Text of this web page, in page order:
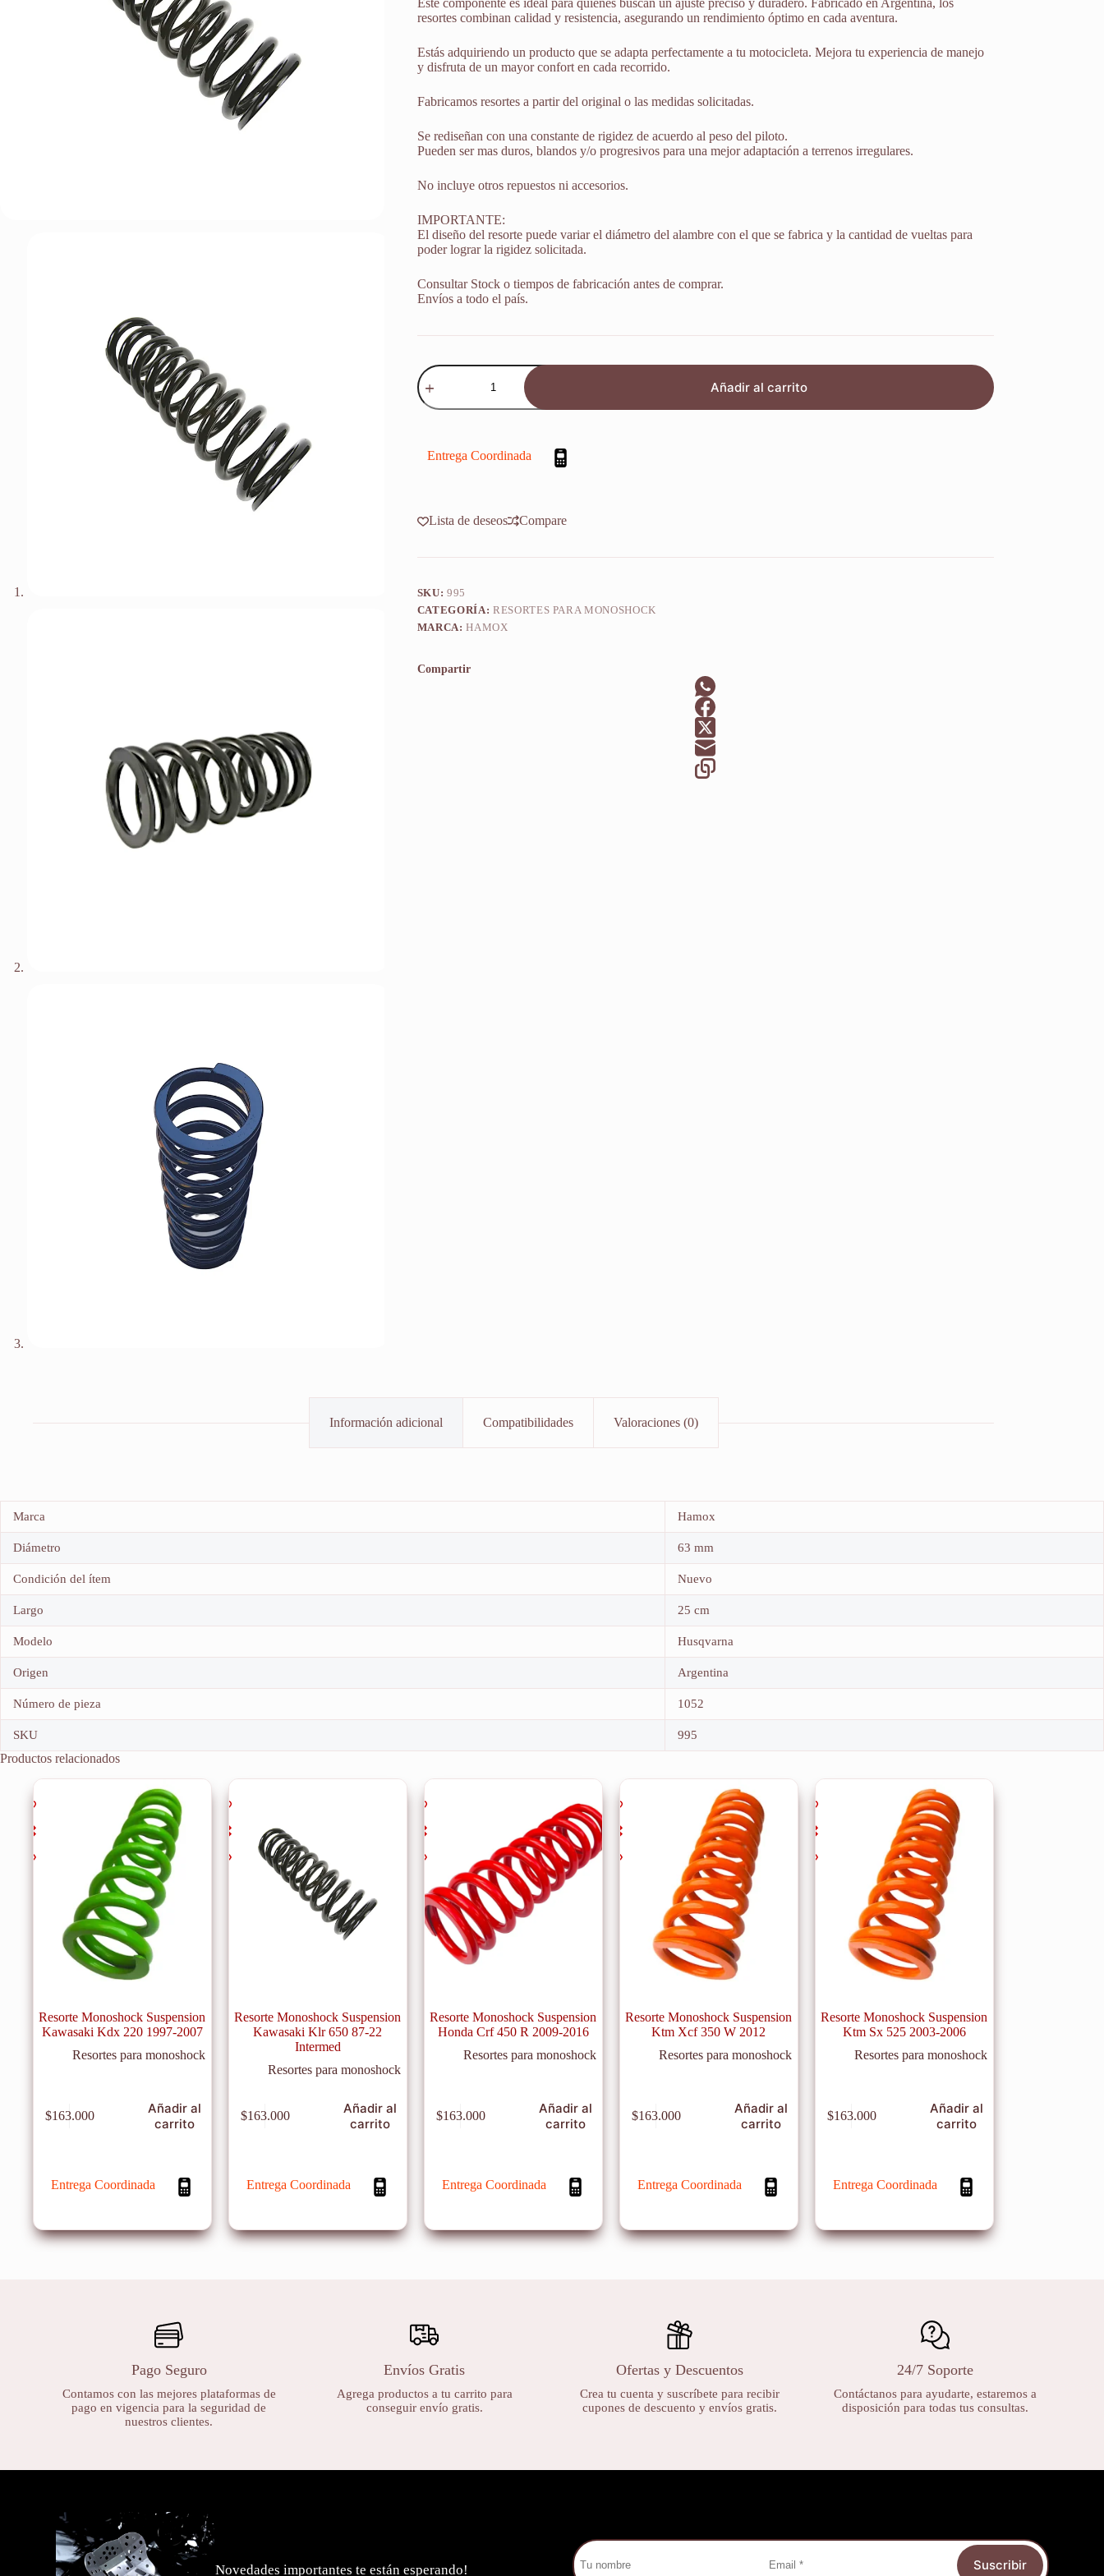
Este componente es ideal para quienes buscan un ajuste preciso y duradero. Fabricado en Argentina, los
resortes combinan calidad y resistencia, asegurando un rendimiento óptimo en cada aventura.
Estás adquiriendo un producto que se adapta perfectamente a tu motocicleta. Mejora tu experiencia de manejo
y disfruta de un mayor confort en cada recorrido.
Fabricamos resortes a partir del original o las medidas solicitadas.
Se rediseñan con una constante de rigidez de acuerdo al peso del piloto.
Pueden ser mas duros, blandos y/o progresivos para una mejor adaptación a terrenos irregulares.
No incluye otros repuestos ni accesorios.
IMPORTANTE:
El diseño del resorte puede variar el diámetro del alambre con el que se fabrica y la cantidad de vueltas para
poder lograr la rigidez solicitada.
Consultar Stock o tiempos de fabricación antes de comprar.
Envíos a todo el país.
Resorte
Monoshock
Suspension
Husqvarna
2016
Añadir al carrito
Entrega Coordinada
Lista de deseos Compare
SKU:995
CATEGORÍA: RESORTES PARA MONOSHOCK
MARCA:HAMOX
Compartir
Información adicional Compatibilidades Valoraciones (0)
Marca Hamox
Diámetro 63 mm
Condición del ítem Nuevo
Largo 25 cm
Modelo Husqvarna
Origen Argentina
Número de pieza 1052
SKU 995
Productos relacionados
Resorte Monoshock Suspension
Kawasaki Kdx 220 1997-2007
Resortes para monoshock
$163.000
Añadir al
carrito
Entrega Coordinada
Resorte Monoshock Suspension
Kawasaki Klr 650 87-22
Intermed
Resortes para monoshock
$163.000
Añadir al
carrito
Entrega Coordinada
Resorte Monoshock Suspension
Honda Crf 450 R 2009-2016
Resortes para monoshock
$163.000
Añadir al
carrito
Entrega Coordinada
Resorte Monoshock Suspension
Ktm Xcf 350 W 2012
Resortes para monoshock
$163.000
Añadir al
carrito
Entrega Coordinada
Resorte Monoshock Suspension
Ktm Sx 525 2003-2006
Resortes para monoshock
$163.000
Añadir al
carrito
Entrega Coordinada
Pago Seguro
Contamos con las mejores plataformas de
pago en vigencia para la seguridad de
nuestros clientes.
Envíos Gratis
Agrega productos a tu carrito para
conseguir envío gratis.
Ofertas y Descuentos
Crea tu cuenta y suscríbete para recibir
cupones de descuento y envíos gratis.
24/7 Soporte
Contáctanos para ayudarte, estaremos a
disposición para todas tus consultas.
Novedades importantes te están esperando! Suscribir